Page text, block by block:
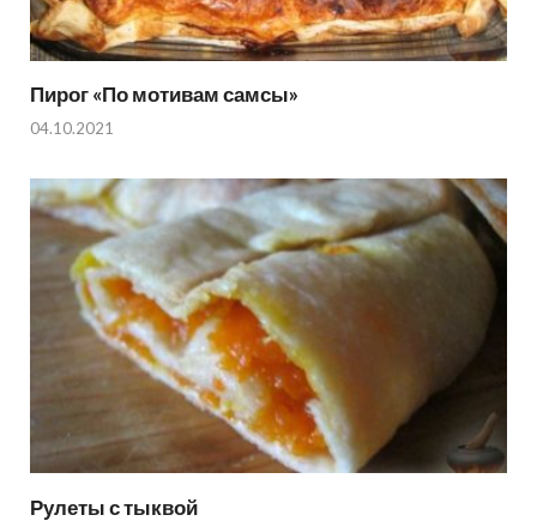
Пирог «По мотивам самсы»
04.10.2021
Рулеты с тыквой